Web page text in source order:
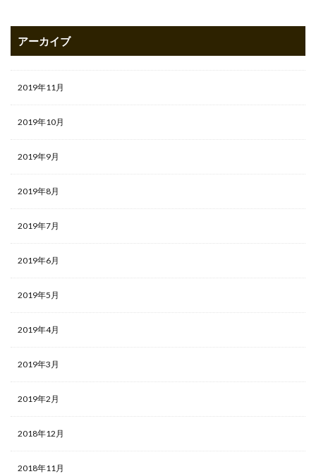
アーカイブ
2019年11月
2019年10月
2019年9月
2019年8月
2019年7月
2019年6月
2019年5月
2019年4月
2019年3月
2019年2月
2018年12月
2018年11月